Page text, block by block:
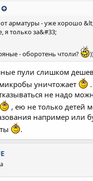
от арматуры - уже хорошо
только за&#33;
- оборотень чтоли?
пули слишком
уничтожает
не надо
, ею не только детей
например или
.